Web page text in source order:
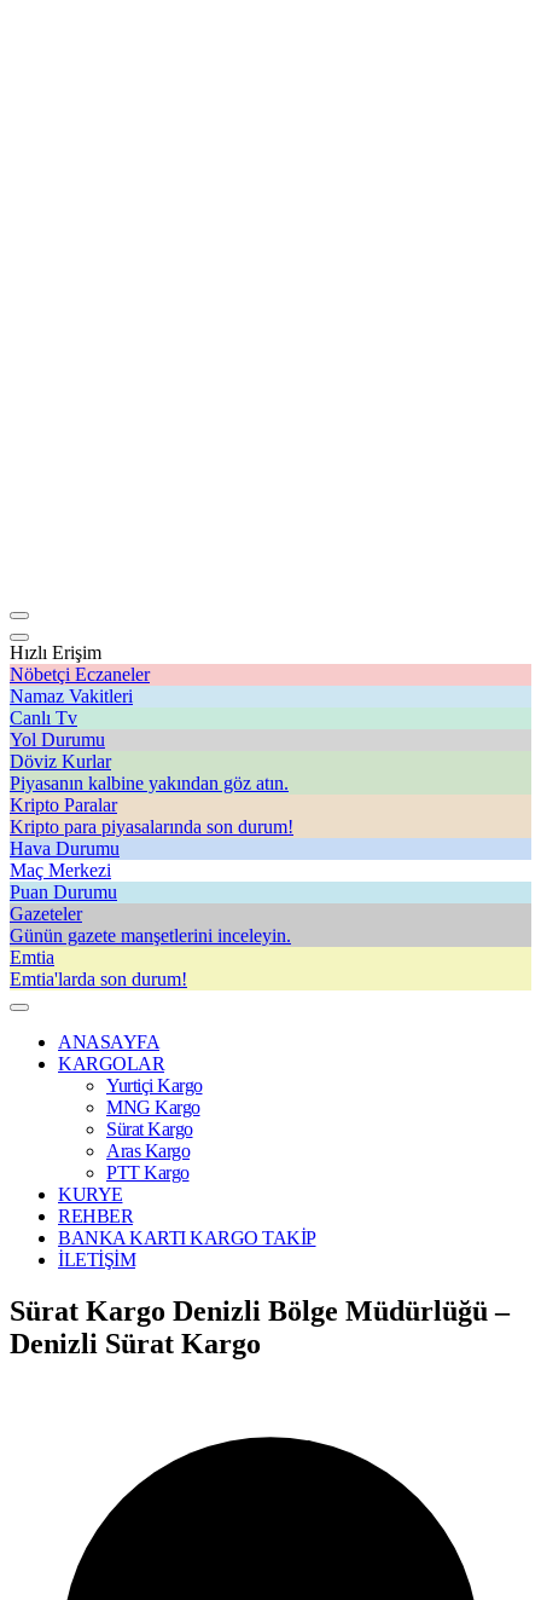
Hızlı Erişim
Nöbetçi Eczaneler
Namaz Vakitleri
Canlı Tv
Yol Durumu
Döviz Kurlar
Piyasanın kalbine yakından göz atın.
Kripto Paralar
Kripto para piyasalarında son durum!
Hava Durumu
Maç Merkezi
Puan Durumu
Gazeteler
Günün gazete manşetlerini inceleyin.
Emtia
Emtia'larda son durum!
ANASAYFA
KARGOLAR
Yurtiçi Kargo
MNG Kargo
Sürat Kargo
Aras Kargo
PTT Kargo
KURYE
REHBER
BANKA KARTI KARGO TAKİP
İLETİŞİM
Sürat Kargo Denizli Bölge Müdürlüğü –
Denizli Sürat Kargo